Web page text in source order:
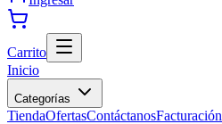
Carrito
Inicio
Categorías
TiendaOfertasContáctanosFacturación